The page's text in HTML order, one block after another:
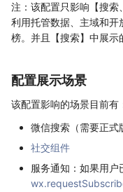
注：该配置只影响【搜索
利用托管数据、主域和
榜。并且【搜索】中展示
配置展示场景
该配置影响的场景目前有
微信搜索（需要正式
社交组件
服务通知：如果用户